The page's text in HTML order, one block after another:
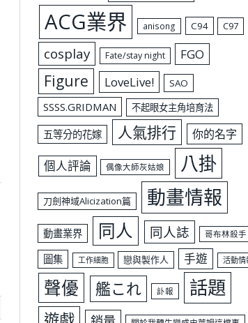
ACG業界 anisong C94 C97
cosplay Fate/stay night FGO
Figure LoveLive! SAO
SSSS.GRIDMAN 不起眼女主角培育法
五等分的花嫁 人氣排行 你的名字
個人評論 偶像大師灰姑娘 八掛
刀劍神域Alicization篇 動畫情報
動畫業界 同人 同人誌 哥布林殺手
圖集 工作細胞 戀與製作人 手遊 活動情
聲優 艦これ 訃報 話題